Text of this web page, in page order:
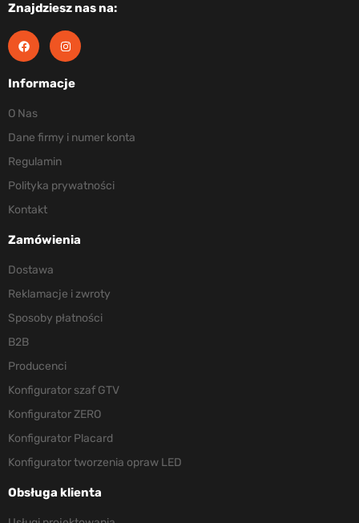
Znajdziesz nas na:
Informacje
O Nas
Dane firmy i numer konta
Regulamin
Polityka prywatności
Kontakt
Zamówienia
Dostawa
Reklamacje i zwroty
Sposoby płatności
B2B
Producenci
Konfigurator szaf GTV
Konfigurator ZERO
Konfigurator Placard
Konfigurator tworzenia opraw LED
Obsługa klienta